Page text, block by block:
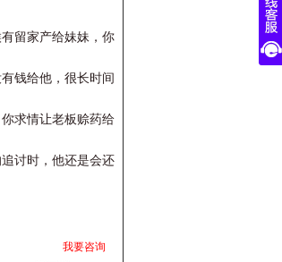
留家产给妹妹，你
钱给他，很长时间
求情让老板赊药给
讨时，他还是会还
我要咨询